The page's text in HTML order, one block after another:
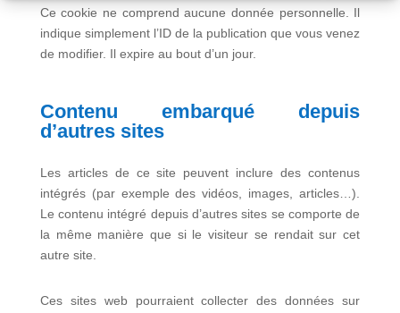
Ce cookie ne comprend aucune donnée personnelle. Il
indique simplement l’ID de la publication que vous venez
de modifier. Il expire au bout d’un jour.
Contenu embarqué depuis
d’autres sites
Les articles de ce site peuvent inclure des contenus
intégrés (par exemple des vidéos, images, articles…).
Le contenu intégré depuis d’autres sites se comporte de
la même manière que si le visiteur se rendait sur cet
autre site.
Ces sites web pourraient collecter des données sur